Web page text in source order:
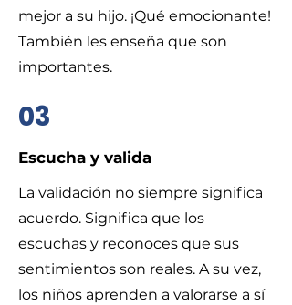
mejor a su hijo. ¡Qué emocionante!
También les enseña que son
importantes.
03
​Escucha y valida
​La validación no siempre significa
acuerdo. Significa que los
escuchas y reconoces que sus
sentimientos son reales. A su vez,
los niños aprenden a valorarse a sí